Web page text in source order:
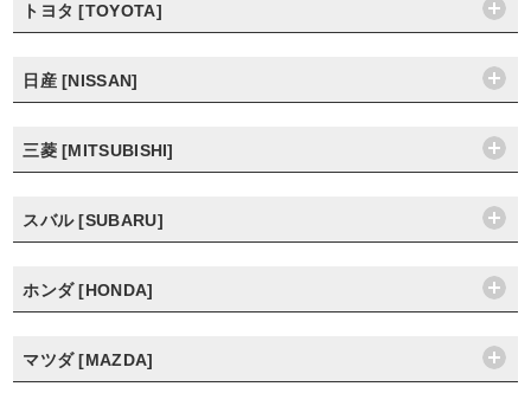
トヨタ [TOYOTA]
日産 [NISSAN]
三菱 [MITSUBISHI]
スバル [SUBARU]
ホンダ [HONDA]
マツダ [MAZDA]